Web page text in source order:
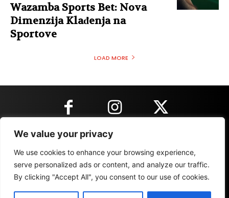
We value your privacy
We use cookies to enhance your browsing experience,
serve personalized ads or content, and analyze our traffic.
By clicking "Accept All", you consent to our use of cookies.
Wazamba Sports Bet: Nova
Dimenzija Klađenja na
Sportove
LOAD MORE
KONTAKT INFORMACIJE
IMPRESSUM MARKETING REZULTATI